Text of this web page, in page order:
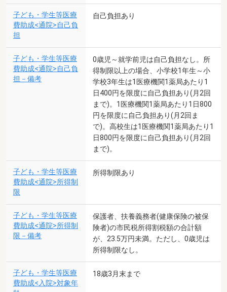
子ども・学生等医療
費助成<通院>自己負
担
自己負担あり
子ども・学生等医療
費助成<通院>自己負
担－備考
0歳児～就学前児は自己負担なし。所
得制限以上の場合、小学校1年生～小
学校3年生は1医療機関1薬局あたり1
日400円を限度に自己負担あり(月2回
まで)。1医療機関1薬局あたり1日800
円を限度に自己負担あり(月2回ま
で)。高校生は1医療機関1薬局あたり1
日800円を限度に自己負担あり(月2回
まで)。
子ども・学生等医療
費助成<通院>所得制
限
所得制限あり
子ども・学生等医療
費助成<通院>所得制
限－備考
保護者、扶養義務者(健康保険の被保
険者)の市民税所得割税額の合計額
が、23.5万円未満。ただし、0歳児は
所得制限なし。
子ども・学生等医療
費助成<入院>対象年
18歳3月末まで